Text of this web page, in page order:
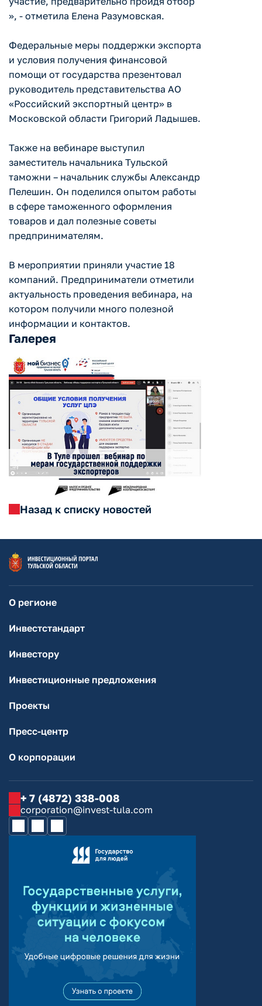
», - отметила Елена Разумовская.
Федеральные меры поддержки экспорта
и условия получения финансовой
помощи от государства презентовал
руководитель представительства АО
«Российский экспортный центр» в
Московской области Григорий Ладышев.
Также на вебинаре выступил
заместитель начальника Тульской
таможни – начальник службы Александр
Пелешин. Он поделился опытом работы
в сфере таможенного оформления
товаров и дал полезные советы
предпринимателям.
В мероприятии приняли участие 18
компаний. Предприниматели отметили
актуальность проведения вебинара, на
котором получили много полезной
информации и контактов.
Галерея
Назад к списку новостей
О регионе
Инвестстандарт
Инвестору
Инвестиционные предложения
Проекты
Пресс-центр
О корпорации
+ 7 (4872) 338-008
corporation@invest-tula.com